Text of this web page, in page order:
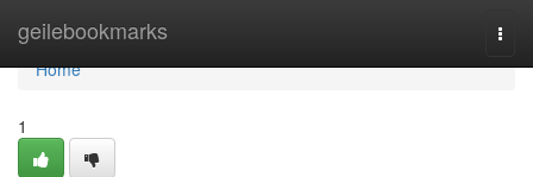
geilebookmarks
Home
Home
1